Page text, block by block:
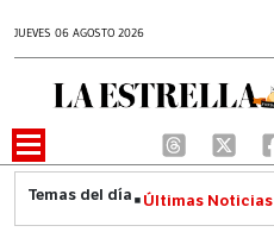
JUEVES 06 AGOSTO 2026
Últimas Noticias